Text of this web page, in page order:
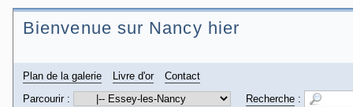
Bienvenue sur Nancy hier
Plan de la galerie Livre d'or
Contact
Parcourir :
Recherche :